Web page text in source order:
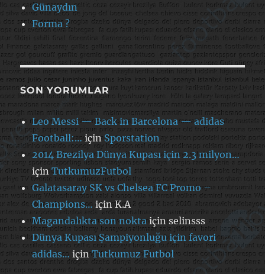
Günaydın
Forma ?
SON YORUMLAR
Leo Messi — Back in Barcelona — adidas
Football:…için Sporstation
2014 Brezilya Dünya Kupası için 2.3 milyon…
içinTutkumuzFutbol
Galatasaray SK vs Chelsea FC Promo –
Champions… içinK.A
Magandalıkta son noktaiçinselinsss
Dünya Kupası Şampiyonluğu için favori
adidas… içinTutkumuz Futbol